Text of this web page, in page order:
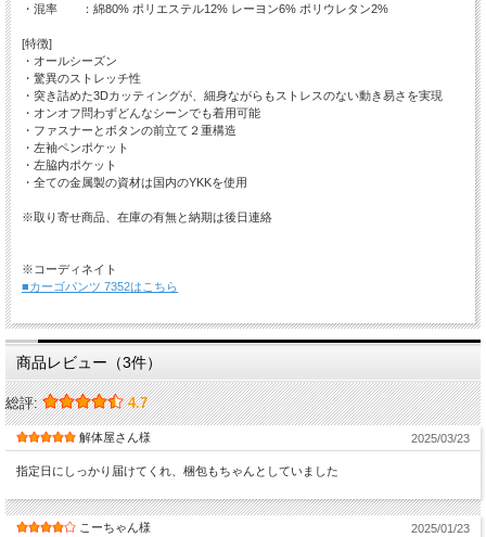
・混率 ：綿80% ポリエステル12% レーヨン6% ポリウレタン2%
[特徴]
・オールシーズン
・驚異のストレッチ性
・突き詰めた3Dカッティングが、細身ながらもストレスのない動き易さを実現
・オンオフ問わずどんなシーンでも着用可能
・ファスナーとボタンの前立て２重構造
・左袖ペンポケット
・左脇内ポケット
・全ての金属製の資材は国内のYKKを使用
※取り寄せ商品、在庫の有無と納期は後日連絡
※コーディネイト
■カーゴパンツ 7352はこちら
商品レビュー（3件）
総評: 4.7
解体屋さん様 2025/03/23
指定日にしっかり届けてくれ、梱包もちゃんとしていました
こーちゃん様 2025/01/23